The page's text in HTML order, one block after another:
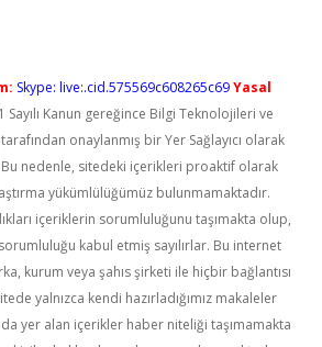
Skype: live:.cid.575569c608265c69Yasal
Sayılı Kanun gereğince Bilgi Teknolojileri ve
onaylanmış bir Yer Sağlayıcı olarak
nedenle, sitedeki içerikleri proaktif olarak
yükümlülüğümüz bulunmamaktadır.
içeriklerin sorumluluğunu taşımakta olup,
kabul etmiş sayılırlar. Bu internet
kurum veya şahıs şirketi ile hiçbir bağlantısı
yalnızca kendi hazırladığımız makaleler
yer alan içerikler haber niteliği taşımamakta